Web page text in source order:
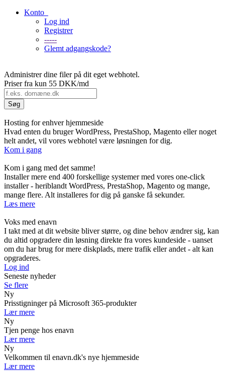
Konto
Log ind
Registrer
-----
Glemt adgangskode?
Administrer dine filer på dit eget webhotel.
Priser fra kun 55 DKK/md
Hosting for enhver hjemmeside
Hvad enten du bruger WordPress, PrestaShop, Magento eller noget
helt andet, vil vores webhotel være løsningen for dig.
Kom i gang
Kom i gang med det samme!
Installer mere end 400 forskellige systemer med vores one-click
installer - heriblandt WordPress, PrestaShop, Magento og mange,
mange flere. Alt installeres for dig på ganske få sekunder.
Læs mere
Voks med enavn
I takt med at dit website bliver større, og dine behov ændrer sig, kan
du altid opgradere din løsning direkte fra vores kundeside - uanset
om du har brug for mere diskplads, mere trafik eller andet - alt kan
opgraderes.
Log ind
Seneste nyheder
Se flere
Ny
Prisstigninger på Microsoft 365-produkter
Lær mere
Ny
Tjen penge hos enavn
Lær mere
Ny
Velkommen til enavn.dk's nye hjemmeside
Lær mere